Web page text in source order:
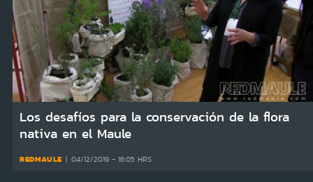
Los desafíos para la conservación de la flora
nativa en el Maule
REDMAULE 04/12/2019 - 16:05 HRS